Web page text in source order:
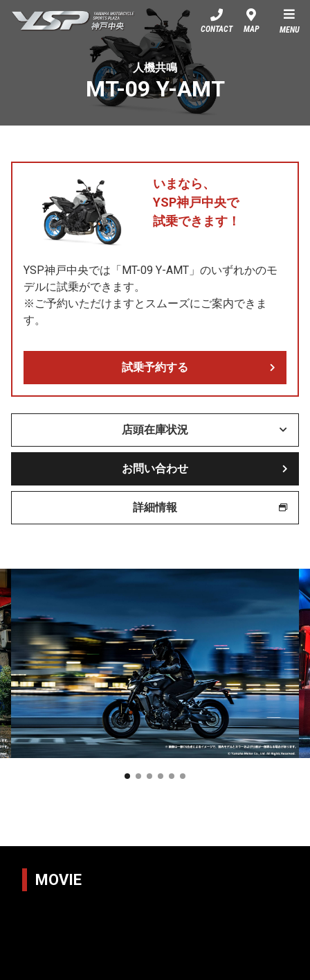
YSP神戸中央
CONTACT MAP MENU
人機共鳴
MT-09 Y-AMT
いまなら、
YSP神戸中央で
試乗できます！
YSP神戸中央では「MT-09 Y-AMT」のいずれかのモ
デルに試乗ができます。
※ご予約いただけますとスムーズにご案内できま
す。
試乗予約する
店頭在庫状況
お問い合わせ
詳細情報
MOVIE